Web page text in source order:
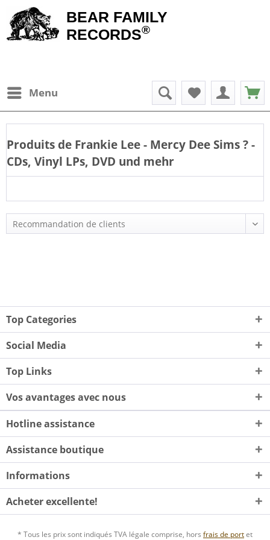
BEAR FAMILY
RECORDS®
Menu
Produits de Frankie Lee - Mercy Dee Sims? -
CDs, Vinyl LPs, DVD und mehr
Top Categories
Social Media
Top Links
Vos avantages avec nous
Hotline assistance
Assistance boutique
Informations
Acheter excellente!
* Tous les prix sont indiqués TVA légale comprise, hors frais de portet